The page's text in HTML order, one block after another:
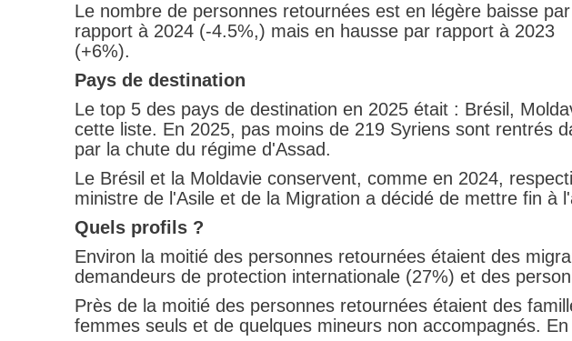
Le nombre de personnes retournées est en légère baisse par
rapport à 2024 (-4.5%,) mais en hausse par rapport à 2023
(+6%).
Pays de destination
Le top 5 des pays de destination en 2025 était : Brésil,
cette liste. En 2025, pas moins de 219 Syriens sont rentrés
par la chute du régime d'Assad.
Le Brésil et la Moldavie conservent, comme en 2024,
ministre de l'Asile et de la Migration a décidé de mettre fin à
Quels profils ?
Environ la moitié des personnes retournées étaient des
demandeurs de protection internationale (27%) et des
Près de la moitié des personnes retournées étaient des
femmes seuls et de quelques mineurs non accompagnés.